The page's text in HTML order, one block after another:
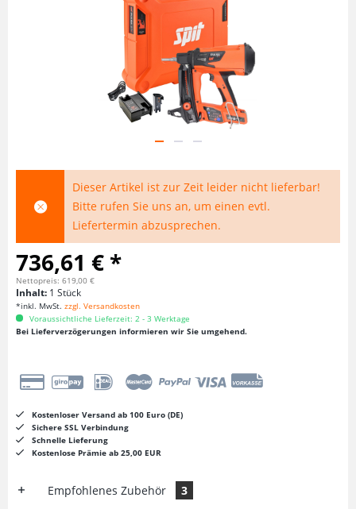
Dieser Artikel ist zur Zeit leider nicht lieferbar!
Bitte rufen Sie uns an, um einen evtl.
Liefertermin abzusprechen.
736,61 € *
Nettopreis: 619,00 €
Inhalt: 1 Stück
*inkl. MwSt. zzgl. Versandkosten
Voraussichtliche Lieferzeit: 2 - 3 Werktage
Bei Lieferverzögerungen informieren wir Sie umgehend.
Kostenloser Versand ab 100 Euro (DE)
Sichere SSL Verbindung
Schnelle Lieferung
Kostenlose Prämie ab 25,00 EUR
Empfohlenes Zubehör
3